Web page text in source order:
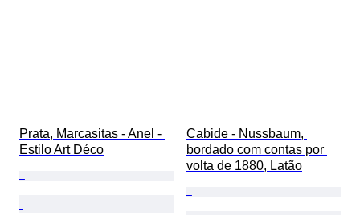
Prata, Marcasitas - Anel -
Estilo Art Déco
Cabide - Nussbaum,
bordado com contas por
volta de 1880, Latão